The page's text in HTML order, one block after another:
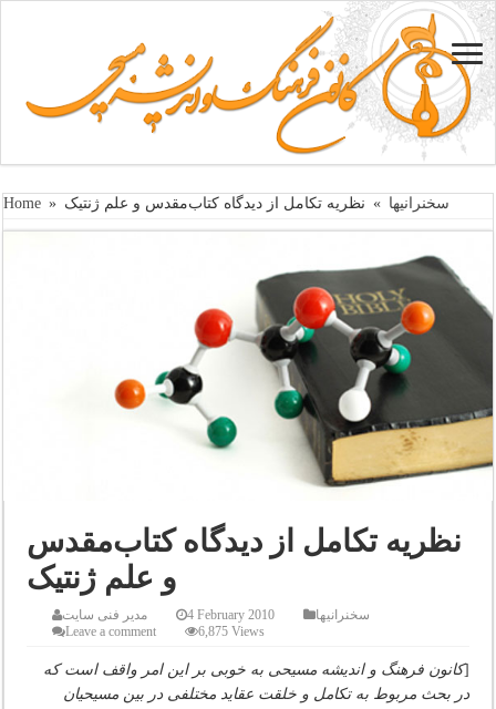
Home » سخنرانیها » نظریه تکامل از دیدگاه کتاب‌مقدس و علم ژنتیک
نظریه تکامل از دیدگاه کتاب‌مقدس
و علم ژنتیک
مدیر فنی سایت 4 February 2010
سخنرانیها
Leave a comment
6,875 Views
[کانون فرهنگ و اندیشه مسیحی به خوبی بر این امر واقف است که
در بحث مربوط به تکامل و خلقت عقاید مختلفی در بین مسیحیان